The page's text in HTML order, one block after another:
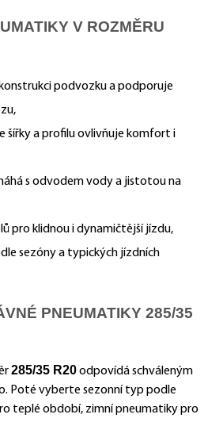
V ROZMĚRU
podvozku a podporuje
šířky a profilu ovlivňuje komfort i
s odvodem vody a jistotou na
pro klidnou i dynamičtější jízdu,
sezóny a typických jízdních
PNEUMATIKY 285/35
285/35 R20odpovídá schváleným
Poté vyberte sezonní typ podle
teplé období, zimní pneumatiky pro